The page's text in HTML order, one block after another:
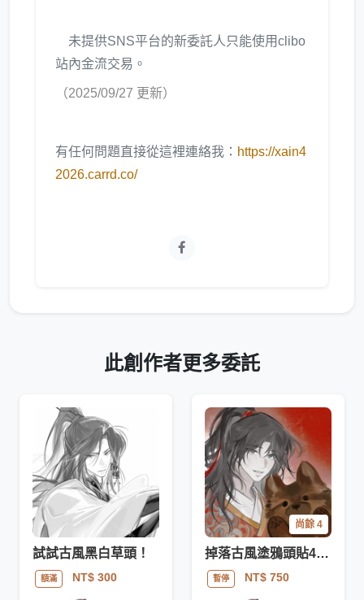
未提供SNS平台的新委託人只能使用clibo
站內金流交易。
（2025/09/27 更新）
有任何問題直接從這裡連絡我： https://xain4
2026.carrd.co/
此創作者更多委託
試試古風黑白草頭！
額滿 NT$ 300
尚餘 4
掉落古風塗鴉頭貼4枚 【不定時】
暫停 NT$ 750